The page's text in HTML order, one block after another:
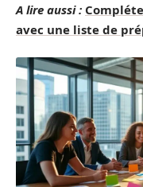
A lire aussi :
avec une liste de